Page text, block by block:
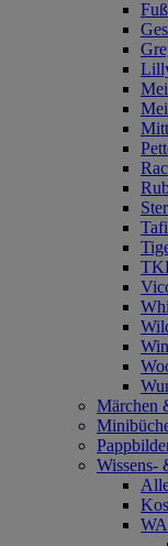
Märchen
Wissens-